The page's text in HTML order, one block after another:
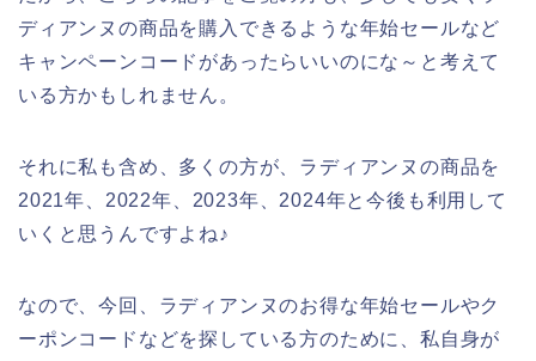
ディアンヌの商品を購入できるような年始セールなど
キャンペーンコードがあったらいいのにな～と考えて
いる方かもしれません。
それに私も含め、多くの方が、ラディアンヌの商品を
2021年、2022年、2023年、2024年と今後も利用して
いくと思うんですよね♪
なので、今回、ラディアンヌのお得な年始セールやク
ーポンコードなどを探している方のために、私自身が